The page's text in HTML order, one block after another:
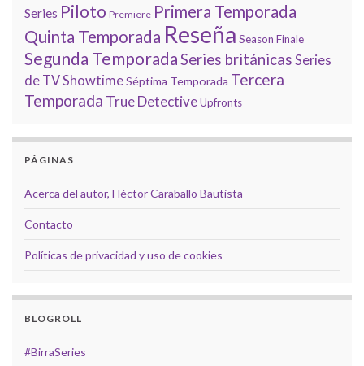
Series Piloto Premiere Primera Temporada
Quinta Temporada Reseña Season Finale
Segunda TemporadaSeries británicas Series
de TVShowtimeSéptima Temporada Tercera
Temporada True DetectiveUpfronts
PÁGINAS
Acerca del autor, Héctor Caraballo Bautista
Contacto
Políticas de privacidad y uso de cookies
BLOGROLL
#BirraSeries